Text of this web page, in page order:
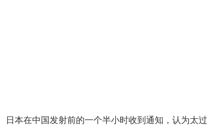
日本在中国发射前的一个半小时收到通知，认为太过